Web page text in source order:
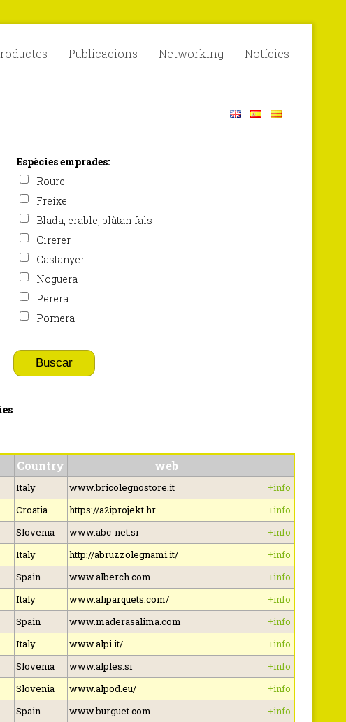
Publicacions Networking Notícies
Espècies emprades:
Roure
Freixe
Blada, erable, plàtan fals
Cirerer
Castanyer
Noguera
Perera
Pomera
Buscar
Country web
Italy www.bricolegnostore.it
+info
Croatia https://a2iprojekt.hr
+info
Slovenia www.abc-net.si
+info
Italy http://abruzzolegnami.it/
+info
Spain www.alberch.com
+info
Italy www.aliparquets.com/
+info
Spain www.maderasalima.com
+info
Italy www.alpi.it/
+info
Slovenia www.alples.si
+info
Slovenia www.alpod.eu/
+info
Spain www.burguet.com
+info